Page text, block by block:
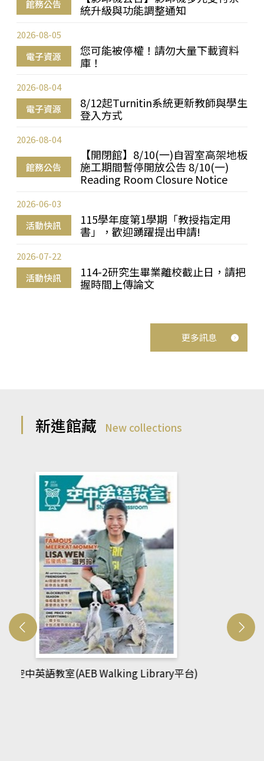
館務公告
統升級與功能調整通知
電子資源
您可能被停權！請勿大量下載資料
庫！
2026-08-05
電子資源
8/12起Turnitin系統更新教師與學生
登入方式
2026-08-04
館務公告
【開閉館】8/10(一)自習室高架地板
施工期間暫停開放公告 8/10(一)
Reading Room Closure Notice
2026-08-04
活動快訊
115學年度第1學期「教授指定用
書」，歡迎踴躍提出申請!
2026-06-03
活動快訊
114-2研究生畢業離校截止日，請把
握時間上傳論文
2026-07-22
更多訊息
新進館藏 New collections
網管人(kono平台)